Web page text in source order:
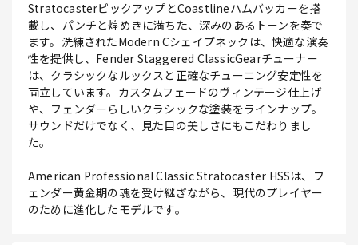
StratocasterピックアップとCoastlineハムバッカーを搭
載し、パンチと煌めきに満ちた、深みのあるトーンを奏で
ます。洗練されたModern Cシェイプネックは、快適な演奏
性を提供し、Fender Staggered ClassicGearチューナー
は、クラシックなルックスと正確なチューニング安定性を
両立しています。カスタムフェードのヴィンテージ仕上げ
や、フェンダーらしいクラシックな塗装をラインナップ。
サウンドだけでなく、見た目の美しさにもこだわりまし
た。
American Professional Classic Stratocaster HSSは、フ
ェンダー黄金期の魂を受け継ぎながら、現代のプレイヤー
のために進化したモデルです。